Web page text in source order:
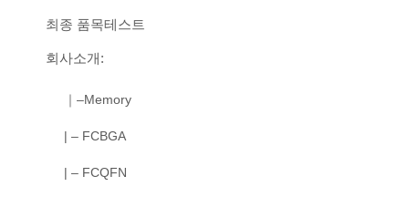
최종 품목테스트
회사소개:
｜–Memory
| – FCBGA
| – FCQFN